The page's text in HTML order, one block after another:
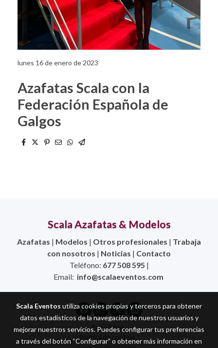
lunes 16 de enero de 2023
Azafatas Scala con la
Federación Española de
Galgos
Scala Azafatas & Modelos
Azafatas | Modelos | Otros profesionales | Trabaja
con nosotros | Noticias | Contacto
Teléfono: 677 508 595 |
Email: info@scalaeventos.com
Aviso legal
Política de cookies
Scala Eventos utiliza cookies propias y terceros para obtener
datos estadísticos de la navegación de nuestros usuarios y
mejorar nuestros servicios. Puedes configurar tus preferencias
a través del botón “Configurar” o obtener más información en